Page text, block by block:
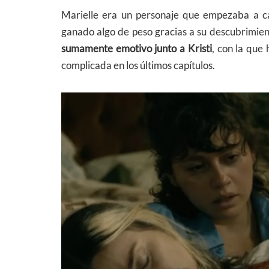
Marielle era un personaje que empezaba a
ganado algo de peso gracias a su
sumamente emotivo junto a Kristi, con la que
complicada en los últimos capítulos.